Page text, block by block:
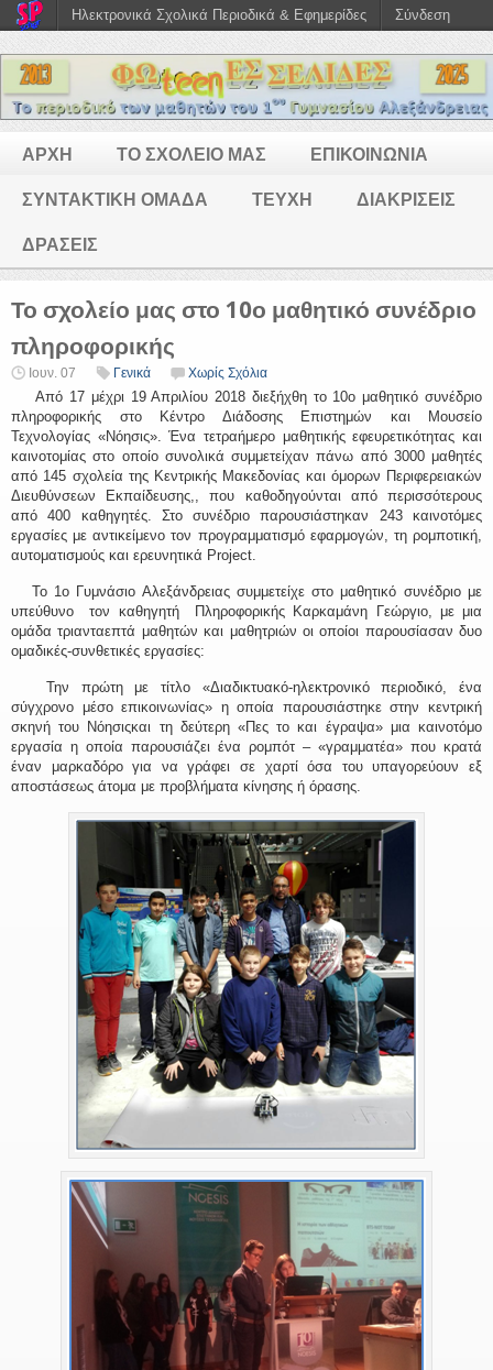
ΑΡΧΗ ΤΟ ΣΧΟΛΕΙΟ ΜΑΣ ΕΠΙΚΟΙΝΩΝΙΑ
ΣΥΝΤΑΚΤΙΚΗ ΟΜΑΔΑ ΤΕΥΧΗ ΔΙΑΚΡΙΣΕΙΣ
ΔΡΑΣΕΙΣ
Το σχολείο μας στο 10ο μαθητικό συνέδριο
πληροφορικής
Ιουν. 07 Γενικά Χωρίς Σχόλια
Από 17 μέχρι 19 Απριλίου 2018 διεξήχθη το 10ο μαθητικό συνέδριο
πληροφορικής στο Κέντρο Διάδοσης Επιστημών και Μουσείο
Τεχνολογίας «Νόησις». Ένα τετραήμερο μαθητικής εφευρετικότητας και
καινοτομίας στο οποίο συνολικά συμμετείχαν πάνω από 3000 μαθητές
από 145 σχολεία της Κεντρικής Μακεδονίας και όμορων Περιφερειακών
Διευθύνσεων Εκπαίδευσης,, που καθοδηγούνται από περισσότερους
από 400 καθηγητές. Στο συνέδριο παρουσιάστηκαν 243 καινοτόμες
εργασίες με αντικείμενο τον προγραμματισμό εφαρμογών, τη ρομποτική,
αυτοματισμούς και ερευνητικά Project.
Το 1ο Γυμνάσιο Αλεξάνδρειας συμμετείχε στο μαθητικό συνέδριο με
υπεύθυνο τον καθηγητή Πληροφορικής Καρκαμάνη Γεώργιο, με μια
ομάδα τριανταεπτά μαθητών και μαθητριών οι οποίοι παρουσίασαν δυο
ομαδικές-συνθετικές εργασίες:
Την πρώτη με τίτλο «Διαδικτυακό-ηλεκτρονικό περιοδικό, ένα
σύγχρονο μέσο επικοινωνίας» η οποία παρουσιάστηκε στην κεντρική
σκηνή του Νόησιςκαι τη δεύτερη «Πες το και έγραψα» μια καινοτόμο
εργασία η οποία παρουσιάζει ένα ρομπότ – «γραμματέα» που κρατά
έναν μαρκαδόρο για να γράφει σε χαρτί όσα του υπαγορεύουν εξ
αποστάσεως άτομα με προβλήματα κίνησης ή όρασης.
Ηλεκτρονικά Σχολικά Περιοδικά & Εφημερίδες Σύνδεση